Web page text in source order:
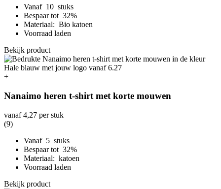
Vanaf 10 stuks
Bespaar tot 32%
Materiaal: Bio katoen
Voorraad laden
Bekijk product
+
Nanaimo heren t-shirt met korte mouwen
vanaf4,27 per stuk
(9)
Vanaf 5 stuks
Bespaar tot 32%
Materiaal: katoen
Voorraad laden
Bekijk product